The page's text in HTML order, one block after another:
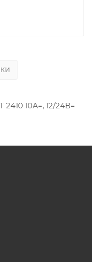
2410 10А=, 12/24В=